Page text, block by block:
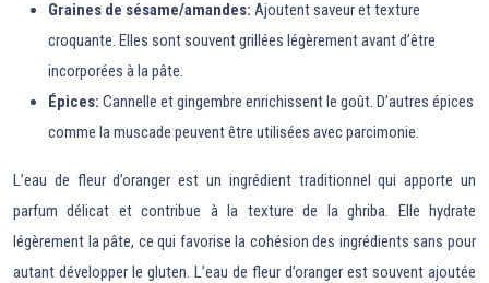
Graines de sésame/amandes: Ajoutent saveur et texture
croquante. Elles sont souvent grillées légèrement avant d’être
incorporées à la pâte.
Épices: Cannelle et gingembre enrichissent le goût. D’autres épices
comme la muscade peuvent être utilisées avec parcimonie.
L’eau de fleur d’oranger est un ingrédient traditionnel qui apporte un
parfum délicat et contribue à la texture de la ghriba. Elle hydrate
légèrement la pâte, ce qui favorise la cohésion des ingrédients sans pour
autant développer le gluten. L’eau de fleur d’oranger est souvent ajoutée